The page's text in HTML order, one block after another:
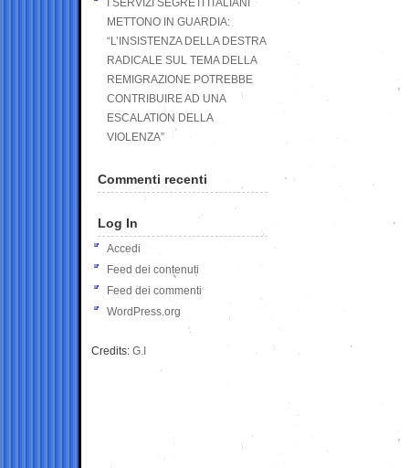
I SERVIZI SEGRETI ITALIANI
METTONO IN GUARDIA:
“L’INSISTENZA DELLA DESTRA
RADICALE SUL TEMA DELLA
REMIGRAZIONE POTREBBE
CONTRIBUIRE AD UNA
ESCALATION DELLA
VIOLENZA”
Commenti recenti
Log In
Accedi
Feed dei contenuti
Feed dei commenti
WordPress.org
Credits: G.I